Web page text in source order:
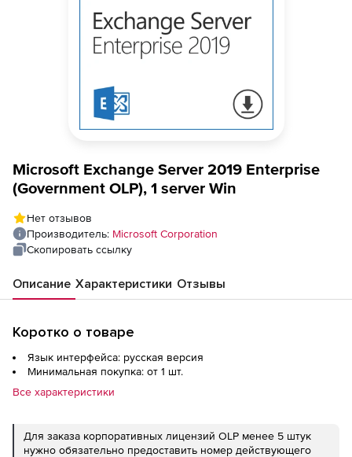
Microsoft Exchange Server 2019 Enterprise
(Government OLP), 1 server Win
Нет отзывов
Производитель: Microsoft Corporation
Скопировать ссылку
Описание Характеристики Отзывы
Коротко о товаре
Язык интерфейса: русская версия
Минимальная покупка: от 1 шт.
Все характеристики
Для заказа корпоративных лицензий OLP менее 5 штук
нужно обязательно предоставить номер действующего